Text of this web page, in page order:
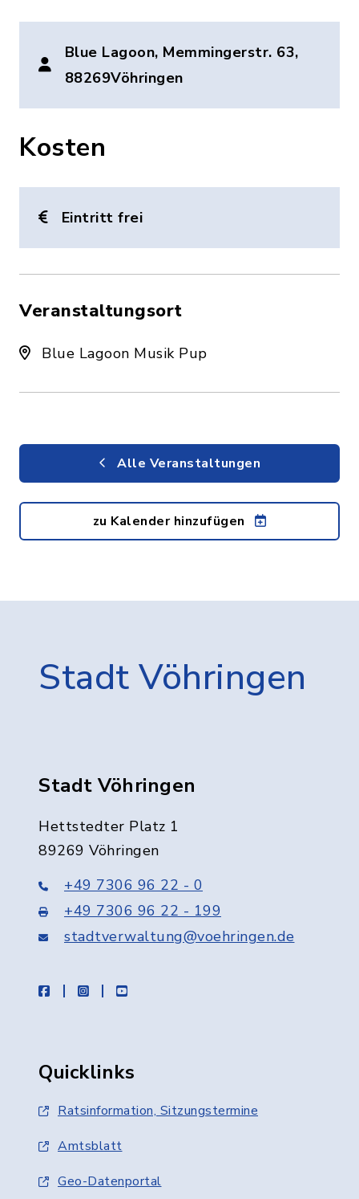
Blue Lagoon, Memmingerstr. 63,
88269Vöhringen
Kosten
Eintritt frei
Veranstaltungsort
Blue Lagoon Musik Pup
Alle Veranstaltungen
zu Kalender hinzufügen
Stadt Vöhringen
Stadt Vöhringen
Hettstedter Platz 1
89269 Vöhringen
+49 7306 96 22 - 0
+49 7306 96 22 - 199
stadtverwaltung@voehringen.de
facebookinstagramyoutube
Quicklinks
Ratsinformation, Sitzungstermine
Amtsblatt
Geo-Datenportal